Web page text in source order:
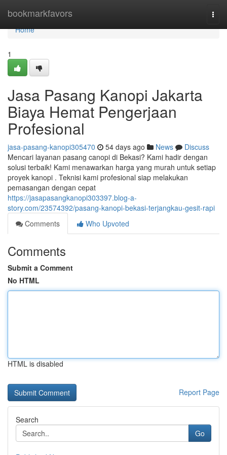
bookmarkfavors
Home
Home
1
Jasa Pasang Kanopi Jakarta
Biaya Hemat Pengerjaan
Profesional
jasa-pasang-kanopi305470 54 days ago News
Discuss
Mencari layanan pasang canopi di Bekasi? Kami hadir dengan
solusi terbaik! Kami menawarkan harga yang murah untuk setiap
proyek kanopi . Teknisi kami profesional siap melakukan
pemasangan dengan cepat
https://jasapasangkanopi303397.blog-a-
story.com/23574392/pasang-kanopi-bekasi-terjangkau-gesit-rapi
Comments
Who Upvoted
Comments
Submit a Comment
No HTML
HTML is disabled
Report Page
Search
Go